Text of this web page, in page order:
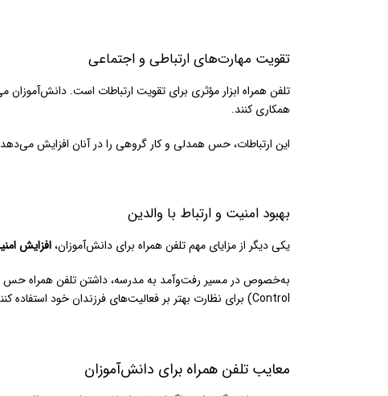
تقویت مهارت‌های ارتباطی و اجتماعی
تلفن همراه ابزار مؤثری برای تقویت ارتباطات است.
همکاری کنند.
این ارتباطات، حس همدلی و کار گروهی را در آنان افزایش
بهبود امنیت و ارتباط با والدین
یکی دیگر از مزایای مهم تلفن همراه برای دانش‌آموزان،افزایش
Control) برای نظارت بهتر بر فعالیت‌های فرزندان خود استفاده کنند.
معایب تلفن همراه برای دانش‌آموزان